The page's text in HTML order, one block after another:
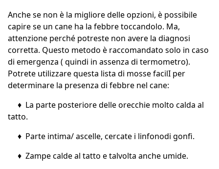
Anche se non è la migliore delle opzioni, è possibile
capire se un cane ha la febbre toccandolo. Ma,
attenzione perché potreste non avere la diagnosi
corretta. Questo metodo è raccomandato solo in caso
di emergenza ( quindi in assenza di termometro).
Potrete utilizzare questa lista di mosse facilI per
determinare la presenza di febbre nel cane:
♦ La parte posteriore delle orecchie molto calda al
tatto.
♦ Parte intima/ ascelle, cercate i linfonodi gonfi.
♦ Zampe calde al tatto e talvolta anche umide.